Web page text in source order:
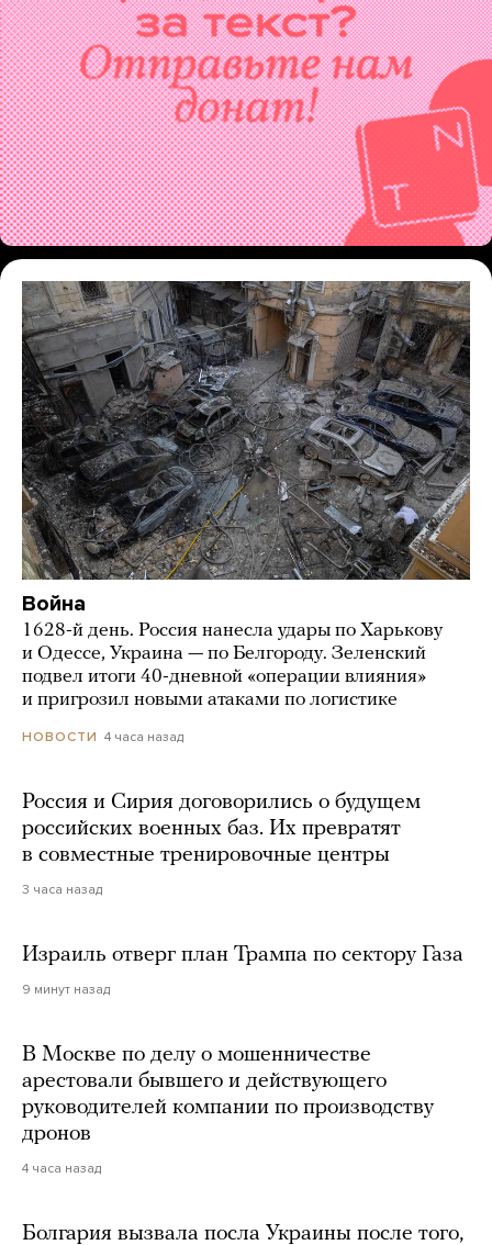
Война
1628-й день. Россия нанесла удары по Харькову
и Одессе, Украина — по Белгороду. Зеленский
подвел итоги 40-дневной «операции влияния»
и пригрозил новыми атаками по логистике
НОВОСТИ 4 часа назад
Россия и Сирия договорились о будущем
российских военных баз. Их превратят
в совместные тренировочные центры
3 часа назад
Израиль отверг план Трампа по сектору Газа
9 минут назад
В Москве по делу о мошенничестве
арестовали бывшего и действующего
руководителей компании по производству
дронов
4 часа назад
Болгария вызвала посла Украины после того,